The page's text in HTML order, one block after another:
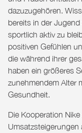
dazuzugehören.
bereits in der
sportlich aktiv zu
positiven Gefühlen
die während ihrer
haben ein größeres
zunehmendem Alter
Gesundheit.
Die Kooperation
Umsatzsteigerungen